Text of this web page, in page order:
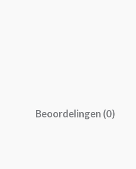
Beoordelingen (0)